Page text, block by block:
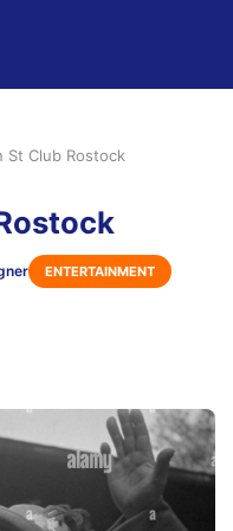
St Club Rostock
ENTERTAINMENT